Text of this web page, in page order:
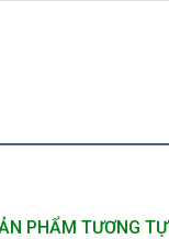
PHẨM TƯƠNG TỰ